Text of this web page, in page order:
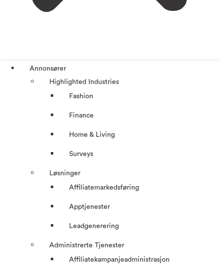
Annonsører
Highlighted Industries
Fashion
Finance
Home & Living
Surveys
Løsninger
Affiliatemarkedsføring
Apptjenester
Leadgenerering
Administrerte Tjenester
Affiliatekampanjeadministrasjon